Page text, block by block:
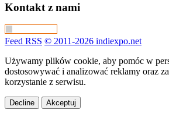
Kontakt z nami
Feed RSS © 2011-2026 indiexpo.net
Używamy plików cookie, aby pomóc w
dostosowywać i analizować reklamy oraz
korzystanie z serwisu.
Decline Akceptuj